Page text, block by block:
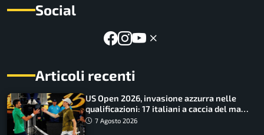
Social
Articoli recenti
US Open 2026, invasione azzurra nelle
qualificazioni: 17 italiani a caccia del main
draw7 Agosto 2026